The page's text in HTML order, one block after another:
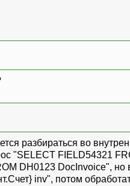
разбираться во
"SELECT FIELD54321
DH0123 DocInvoice", но
inv", потом